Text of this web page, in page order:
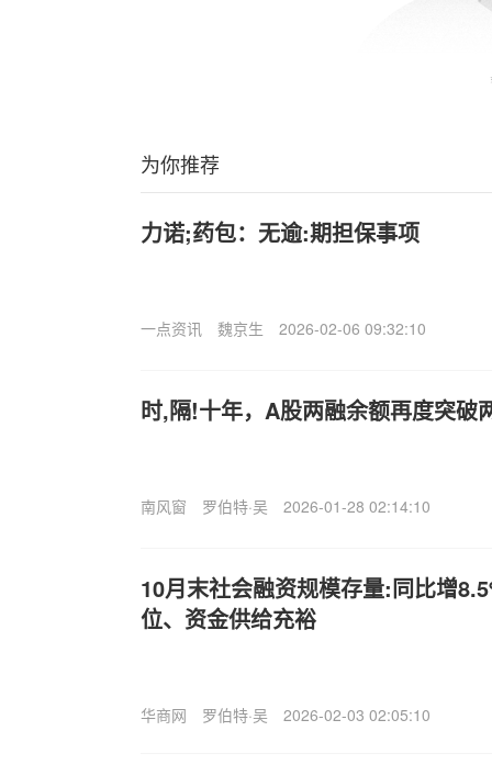
为你推荐
力诺;药包：无逾:期担保事项
一点资讯 魏京生 2026-02-06 09:32:10
时,隔!十年，A股两融余额再度突破
南风窗 罗伯特·吴 2026-01-28 02:14:10
10月末社会融资规模存量:同比增
位、资金供给充裕
华商网 罗伯特·吴 2026-02-03 02:05:10